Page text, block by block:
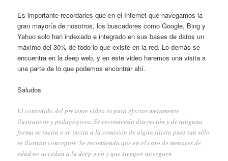
Es importante recordarles que en el Internet que navegamos la
gran mayoría de nosotros, los buscadores como Google, Bing y
Yahoo solo han indexado e integrado en sus bases de datos un
máximo del 30% de todo lo que existe en la red. Lo demás se
encuentra en la deep web, y en este video haremos una visita a
una parte de lo que podemos encontrar ahí.
Saludos
El contenido del presente video es para efectos meramente
ilustrativos y pedagógicos. Se recomienda discreción y de ninguna
forma se incita o se invita a la comisión de algún ilícito pues tan sólo
se ilustran conceptos. Se recomienda que en el caso de menores de
edad no accedan a la deep web y que siempre naveguen